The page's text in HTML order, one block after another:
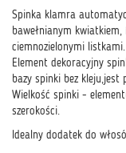
Spinka klamra
bawełnianym
ciemnozielonymi listkami.
Element dekoracyjny
bazy spinki bez kleju,jest
Wielkość spinki -
szerokości.
Idealny dodatek do